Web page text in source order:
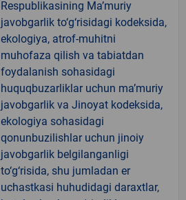
Respublikasining Ma’muriy
javobgarlik to‘g‘risidagi kodeksida,
ekologiya, atrof-muhitni
muhofaza qilish va tabiatdan
foydalanish sohasidagi
huquqbuzarliklar uchun ma’muriy
javobgarlik va Jinoyat kodeksida,
ekologiya sohasidagi
qonunbuzilishlar uchun jinoiy
javobgarlik belgilanganligi
to‘g‘risida, shu jumladan er
uchastkasi huhudidagi daraxtlar,